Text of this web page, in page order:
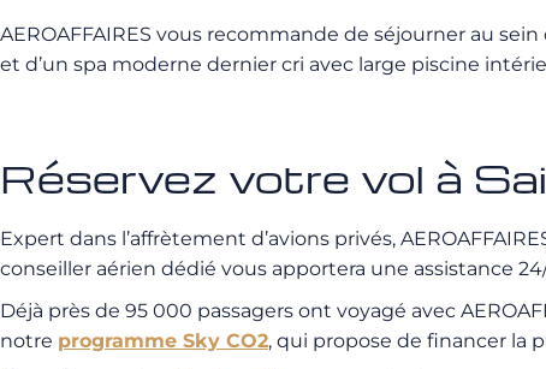
AEROAFFAIRES vous recommande de séjourner au sein
et d’un spa moderne dernier cri avec large piscine
Réservez votre vol à
Expert dans l’affrètement d’avions privés,
conseiller aérien dédié vous apportera une assistance
Déjà près de 95 000 passagers ont voyagé avec
notre programme Sky CO2, qui propose de financer la